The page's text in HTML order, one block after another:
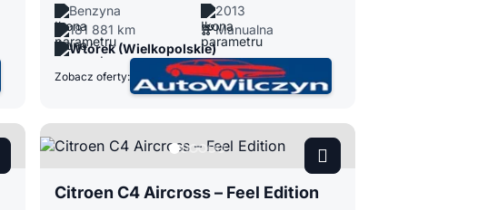
Benzyna
2013
181 881 km
Manualna
Wtórek (Wielkopolskie)
Zobacz oferty:
Citroen C4 Aircross – Feel Edition